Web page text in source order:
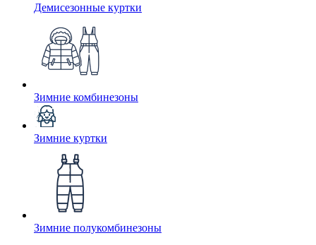
Демисезонные куртки
Зимние комбинезоны
Зимние куртки
Зимние полукомбинезоны